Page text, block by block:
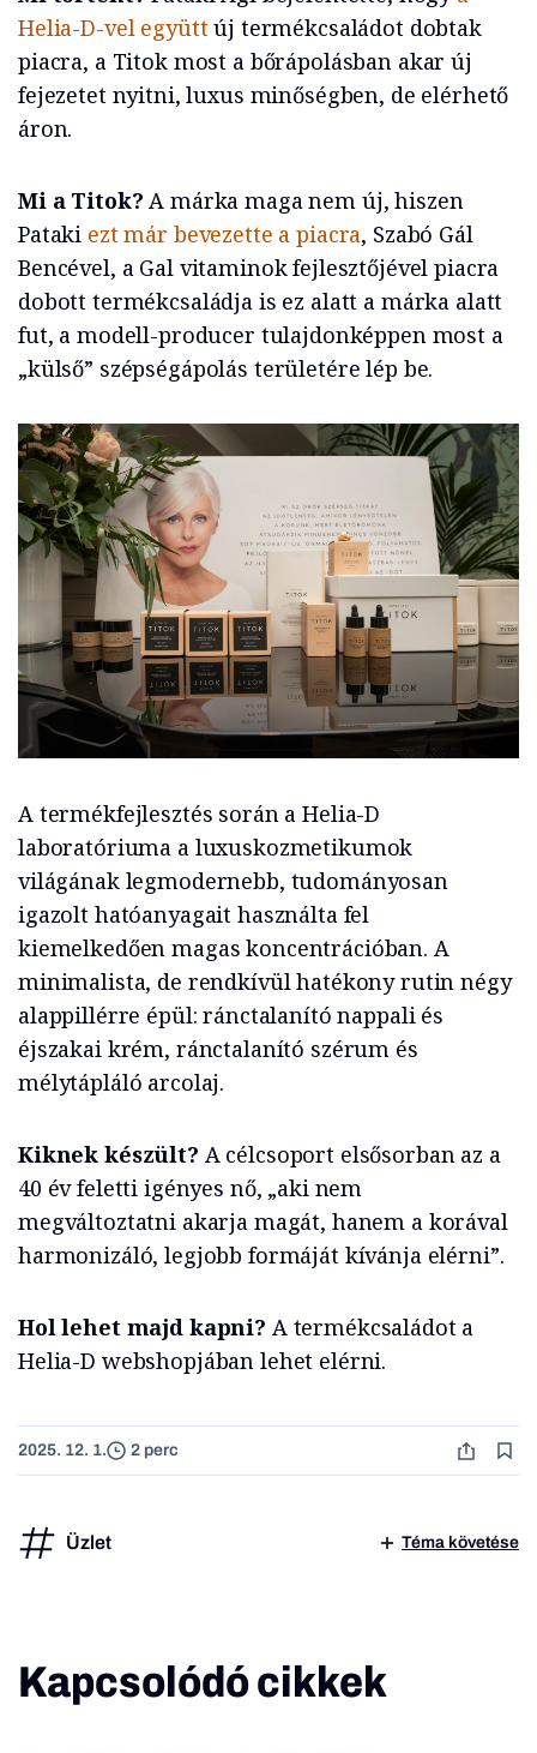
Helia-D-vel együttúj termékcsaládot dobtak
piacra, a Titok most a bőrápolásban akar új
fejezetet nyitni, luxus minőségben, de elérhető
áron.
Mi a Titok?A márka maga nem új, hiszen
Pataki ezt már bevezette a piacra, Szabó Gál
Bencével, a Gal vitaminok fejlesztőjével piacra
dobott termékcsaládja is ez alatt a márka alatt
fut, a modell-producer tulajdonképpen most a
„külső” szépségápolás területére lép be.
A termékfejlesztés során a Helia-D
laboratóriuma a luxuskozmetikumok
világának legmodernebb, tudományosan
igazolt hatóanyagait használta fel
kiemelkedően magas koncentrációban. A
minimalista, de rendkívül hatékony rutin négy
alappillérre épül: ránctalanító nappali és
éjszakai krém, ránctalanító szérum és
mélytápláló arcolaj.
Kiknek készült? A célcsoport elsősorban az a
40 év feletti igényes nő, „aki nem
megváltoztatni akarja magát, hanem a korával
harmonizáló, legjobb formáját kívánja elérni”.
Hol lehet majd kapni? A termékcsaládot a
Helia-D webshopjában lehet elérni.
2025. 12. 1. 2 perc
Üzlet Téma követése
Kapcsolódó cikkek